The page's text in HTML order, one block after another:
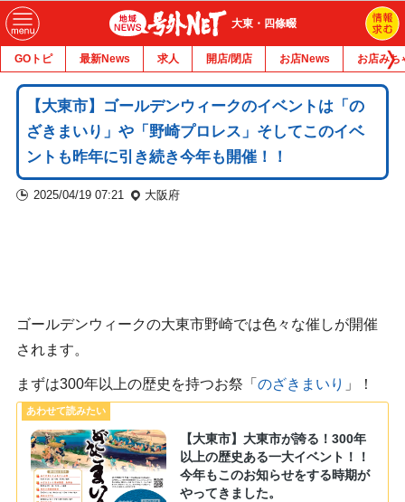
大東・四條畷
GOトピ 最新News 求人 開店/閉店 お店News お店みち
【大東市】ゴールデンウィークのイベントは「の
ざきまいり」や「野崎プロレス」そしてこのイベ
ントも昨年に引き続き今年も開催！！
2025/04/19 07:21 大阪府
ゴールデンウィークの大東市野崎では色々な催しが開催
されます。
まずは300年以上の歴史を持つお祭「 のざきまいり 」！
【大東市】大東市が誇る！300年
以上の歴史ある一大イベント！！
今年もこのお知らせをする時期が
やってきました。